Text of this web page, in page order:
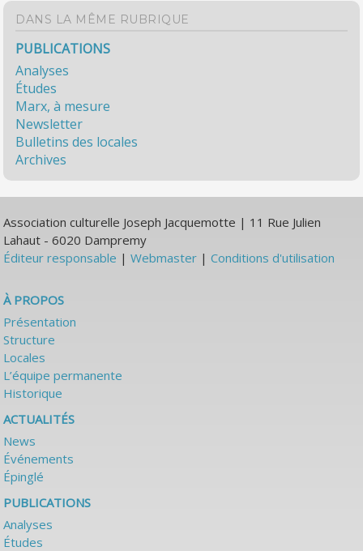
DANS LA MÊME RUBRIQUE
PUBLICATIONS
Analyses
Études
Marx, à mesure
Newsletter
Bulletins des locales
Archives
Association culturelle Joseph Jacquemotte | 11 Rue Julien
Lahaut - 6020 Dampremy
Éditeur responsable |Webmaster |Conditions d'utilisation
À PROPOS
Présentation
Structure
Locales
L’équipe permanente
Historique
ACTUALITÉS
News
Événements
Épinglé
PUBLICATIONS
Analyses
Études